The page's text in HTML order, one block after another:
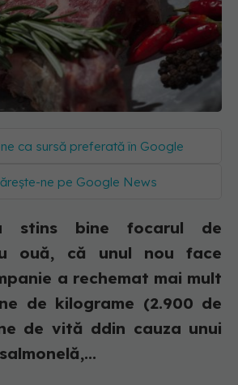
ca sursă preferată în Google
ne pe Google News
stins bine focarul de
ouă, că unul nou face
a rechemat mai mult
de kilograme (2.900 de
de vită ddin cauza unui